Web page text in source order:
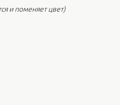
и поменяет цвет)